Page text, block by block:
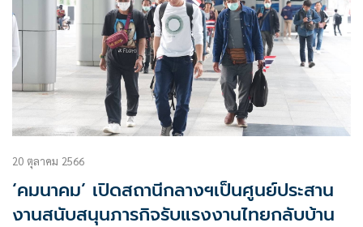
20 ตุลาคม 2566
‘คมนาคม’ เปิดสถานีกลางฯเป็นศูนย์ประสาน
งานสนับสนุนภารกิจรับแรงงานไทยกลับบ้าน